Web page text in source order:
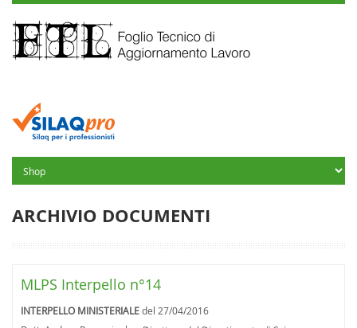
ARCHIVIO DOCUMENTI
MLPS Interpello n°14
INTERPELLO MINISTERIALEdel 27/04/2016